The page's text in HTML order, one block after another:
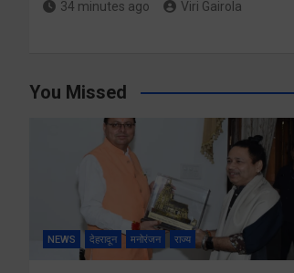
34 minutes ago Viri Gairola
You Missed
NEWS देहरादून मनोरंजन राज्य